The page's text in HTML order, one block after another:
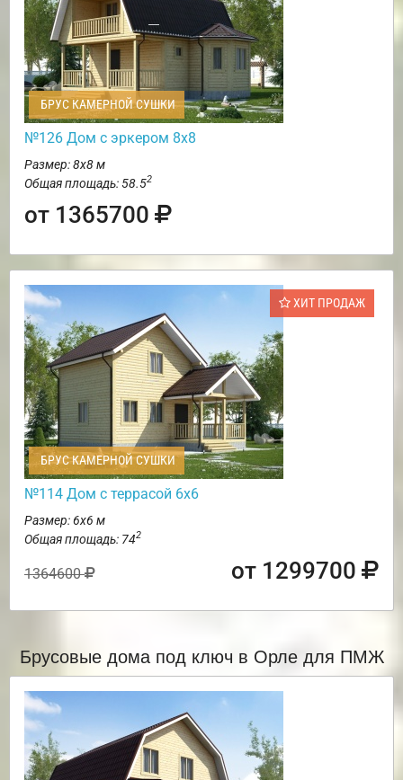
БРУС КАМЕРНОЙ СУШКИ
№126 Дом с эркером 8х8
Размер: 8х8 м
Общая площадь: 58.52
от 1365700
ХИТ ПРОДАЖ
БРУС КАМЕРНОЙ СУШКИ
№114 Дом с террасой 6х6
Размер: 6х6 м
Общая площадь: 742
1364600 от 1299700
Брусовые дома под ключ в Орле для ПМЖ